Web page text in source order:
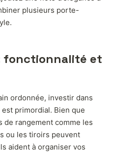
plusieurs porte-
fonctionnalité et
ordonnée, investir dans
est primordial. Bien que
de rangement comme les
ou les tiroirs peuvent
aident à organiser vos